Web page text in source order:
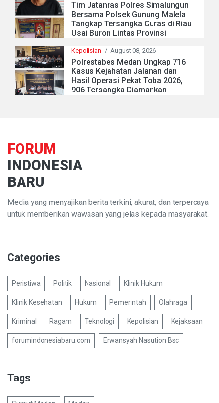
Tim Jatanras Polres Simalungun
Bersama Polsek Gunung Malela
Tangkap Tersangka Curas di Riau
Usai Buron Lintas Provinsi
Kepolisian / August 08, 2026
Polrestabes Medan Ungkap 716
Kasus Kejahatan Jalanan dan
Hasil Operasi Pekat Toba 2026,
906 Tersangka Diamankan
FORUM
INDONESIA
BARU
Media yang menyajikan berita terkini, akurat, dan terpercaya
untuk memberikan wawasan yang jelas kepada masyarakat.
Categories
Peristiwa Politik Nasional Klinik Hukum
Klinik Kesehatan Hukum Pemerintah Olahraga
Kriminal Ragam Teknologi Kepolisian Kejaksaan
forumindonesiabaru.com Erwansyah Nasution Bsc
Tags